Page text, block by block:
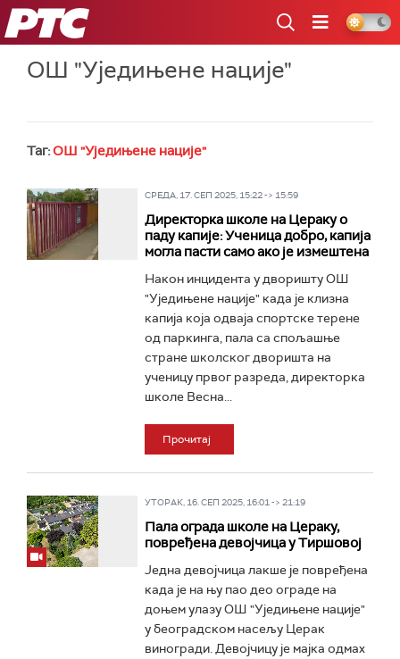
РТС
ОШ "Уједињене нације"
Таг:ОШ "Уједињене нације"
СРЕДА, 17. СЕП 2025, 15:22 -> 15:59
Директорка школе на Цераку о
паду капије: Ученица добро, капија
могла пасти само ако је измештена
Након инцидента у дворишту ОШ
"Уједињене нације" када је клизна
капија која одваја спортске терене
од паркинга, пала са спољашње
стране школског дворишта на
ученицу првог разреда, директорка
школе Весна...
Прочитај
УТОРАК, 16. СЕП 2025, 16:01 -> 21:19
Пала ограда школе на Цераку,
повређена девојчица у Тиршовој
Једна девојчица лакше је повређена
када је на њу пао део ограде на
доњем улазу ОШ "Уједињене нације"
у београдском насељу Церак
виногради. Девојчицу је мајка одмах